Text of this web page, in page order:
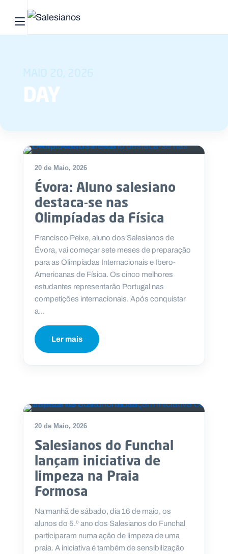
Abrir menu principal
MAIO 20, 2026
DAY
20 de Maio, 2026
Évora: Aluno salesiano
destaca-se nas
Olimpíadas da Física
Francisco Peixe, aluno dos Salesianos de
Évora, vai começar sete meses de preparação
para as Olimpíadas Internacionais e Ibero-
Americanas de Física. Os cinco melhores
estudantes representarão Portugal nas
competições internacionais. Após conquistar
a...
Ler mais
20 de Maio, 2026
Salesianos do Funchal
lançam iniciativa de
limpeza na Praia
Formosa
Na manhã de sábado, dia 16 de maio, os
alunos do 5.º ano dos Salesianos do Funchal
participaram numa ação de limpeza de uma
praia. A iniciativa é também de sensibilização
Início
Quem
O
que
fazemos
Recursos
Notícias
P
O
T
A
I
O
A
s
a
o
s
.
p
t
A
g
n
d
C
o
t